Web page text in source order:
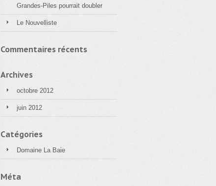
Grandes-Piles pourrait doubler
Le Nouvelliste
Commentaires récents
Archives
octobre 2012
juin 2012
Catégories
Domaine La Baie
Méta